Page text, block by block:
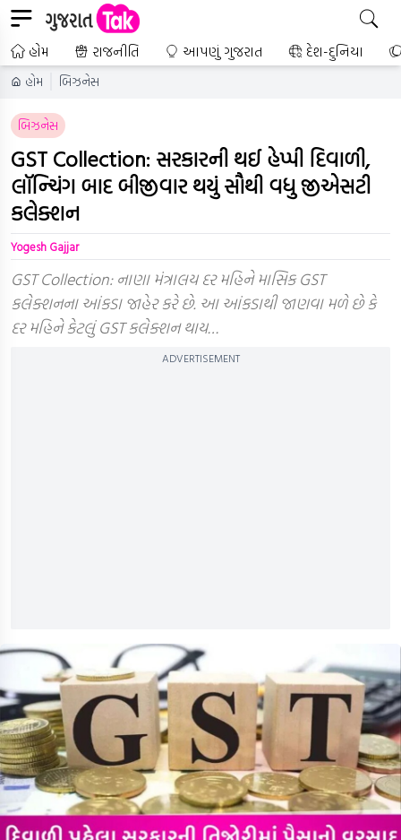
હોમ રાજનીતિ આપણું ગુજરાત દેશ-દુનિયા
હોમ બિઝનેસ
બિઝનેસ
GST Collection: સરકારની થઈ હેપ્પી દિવાળી,
લૉન્ચિંગ બાદ બીજીવાર થયું સૌથી વધુ જીએસટી
કલેક્શન
Yogesh Gajjar
GST Collection: નાણા મંત્રાલય દર મહિને માસિક GST
કલેક્શનના આંકડા જાહેર કરે છે. આ આંકડાથી જાણવા મળે છે કે
દર મહિને કેટલું GST કલેક્શન થાય…
ADVERTISEMENT